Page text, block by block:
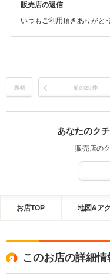
販売店の返信
いつもご利用頂きありがと
す。 オートベア 藤原
最初 前の20件
あなたのク
販売店の
お店TOP 地図&ア
このお店の詳細情